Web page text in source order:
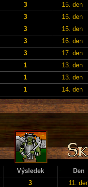
3
15. den
3
15. den
3
15. den
3
16. den
3
17. den
1
13. den
1
13. den
1 14. den
Výsledek
Den
3
11.